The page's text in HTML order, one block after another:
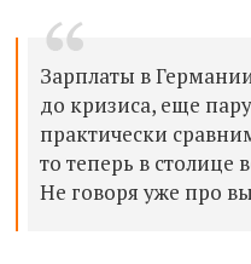
Зарплаты в
до кризиса, еще
практически
то теперь в столице
Не говоря уже про